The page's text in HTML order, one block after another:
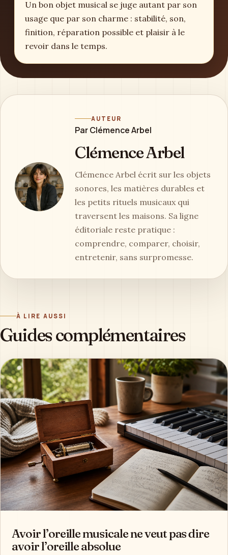
Un bon objet musical se juge autant par son
usage que par son charme : stabilité, son,
finition, réparation possible et plaisir à le
revoir dans le temps.
AUTEUR
Par Clémence Arbel
Clémence Arbel
Clémence Arbel écrit sur les objets
sonores, les matières durables et
les petits rituels musicaux qui
traversent les maisons. Sa ligne
éditoriale reste pratique :
comprendre, comparer, choisir,
entretenir, sans surpromesse.
À LIRE AUSSI
Guides complémentaires
Avoir l’oreille musicale ne veut pas dire
avoir l’oreille absolue